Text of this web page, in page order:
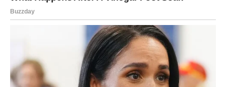
Svaka prepreka, svaka neprospavana noć i svaki trenutak
tokom kojeg ste mislili da više ne možete dalje pripremali
su vas za ono što sada dolazi.
A ono što dolazi moglo bi vam donijeti mnogo više novca,
sigurnosti i sreće nego što trenutno možete zamisliti.